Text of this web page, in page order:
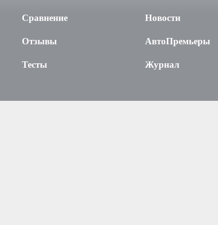
Сравнение
Отзывы
Тесты
Новости
АвтоПремьеры
Журнал